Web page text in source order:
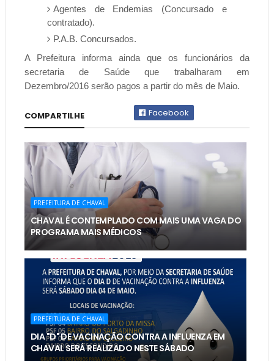
Agentes de Endemias (Concursado e
contratado).
P.A.B. Concursados.
A Prefeitura informa ainda que os funcionários da
secretaria de Saúde que trabalharam em
Dezembro/2016 serão pagos a partir do mês de Maio.
COMPARTILHE Facebook
PREFEITURA DE CHAVAL
CHAVAL É CONTEMPLADO COM MAIS UMA VAGA DO
PROGRAMA MAIS MÉDICOS
PREFEITURA DE CHAVAL
DIA "D" DE VACINAÇÃO CONTRA A INFLUENZA EM
CHAVAL SERÁ REALIZADO NESTE SÁBADO